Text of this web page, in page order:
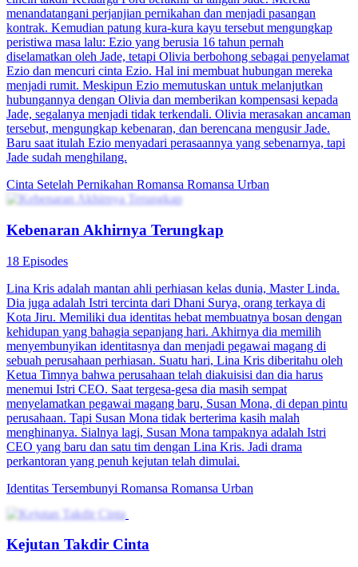
menandatangani perjanjian pernikahan dan menjadi pasangan
kontrak. Kemudian patung kura-kura kayu tersebut mengungkap
peristiwa masa lalu: Ezio yang berusia 16 tahun pernah
diselamatkan oleh Jade, tetapi Olivia berbohong sebagai penyelamat
Ezio dan mencuri cinta Ezio. Hal ini membuat hubungan mereka
menjadi rumit. Meskipun Ezio memutuskan untuk melanjutkan
hubungannya dengan Olivia dan memberikan kompensasi kepada
Jade, segalanya menjadi tidak terkendali. Olivia merasakan ancaman
tersebut, mengungkap kebenaran, dan berencana mengusir Jade.
Baru saat itulah Ezio menyadari perasaannya yang sebenarnya, tapi
Jade sudah menghilang.
Cinta Setelah Pernikahan Romansa Romansa Urban
Kebenaran Akhirnya Terungkap
18 Episodes
Lina Kris adalah mantan ahli perhiasan kelas dunia, Master Linda.
Dia juga adalah Istri tercinta dari Dhani Surya, orang terkaya di
Kota Jiru. Memiliki dua identitas hebat membuatnya bosan dengan
kehidupan yang bahagia sepanjang hari. Akhirnya dia memilih
menyembunyikan identitasnya dan menjadi pegawai magang di
sebuah perusahaan perhiasan. Suatu hari, Lina Kris diberitahu oleh
Ketua Timnya bahwa perusahaan telah diakuisisi dan dia harus
menemui Istri CEO. Saat tergesa-gesa dia masih sempat
menyelamatkan pegawai magang baru, Susan Mona, di depan pintu
perusahaan. Tapi Susan Mona tidak berterima kasih malah
menghinanya. Sialnya lagi, Susan Mona tampaknya adalah Istri
CEO yang baru dan satu tim dengan Lina Kris. Jadi drama
perkantoran yang penuh kejutan telah dimulai.
Identitas Tersembunyi Romansa Romansa Urban
Kejutan Takdir Cinta